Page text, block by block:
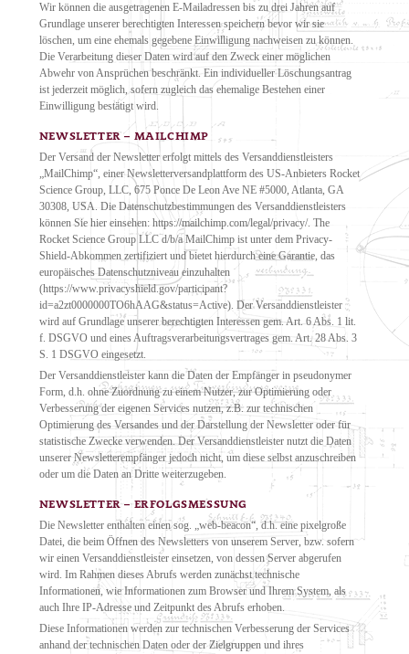
Wir können die ausgetragenen E-Mailadressen bis zu drei Jahren auf
Grundlage unserer berechtigten Interessen speichern bevor wir sie
löschen, um eine ehemals gegebene Einwilligung nachweisen zu können.
Die Verarbeitung dieser Daten wird auf den Zweck einer möglichen
Abwehr von Ansprüchen beschränkt. Ein individueller Löschungsantrag
ist jederzeit möglich, sofern zugleich das ehemalige Bestehen einer
Einwilligung bestätigt wird.
NEWSLETTER – MAILCHIMP
Der Versand der Newsletter erfolgt mittels des Versanddienstleisters
„MailChimp“, einer Newsletterversandplattform des US-Anbieters Rocket
Science Group, LLC, 675 Ponce De Leon Ave NE #5000, Atlanta, GA
30308, USA. Die Datenschutzbestimmungen des Versanddienstleisters
können Sie hier einsehen: https://mailchimp.com/legal/privacy/. The
Rocket Science Group LLC d/b/a MailChimp ist unter dem Privacy-
Shield-Abkommen zertifiziert und bietet hierdurch eine Garantie, das
europäisches Datenschutzniveau einzuhalten
(https://www.privacyshield.gov/participant?
id=a2zt0000000TO6hAAG&status=Active). Der Versanddienstleister
wird auf Grundlage unserer berechtigten Interessen gem. Art. 6 Abs. 1 lit.
f. DSGVO und eines Auftragsverarbeitungsvertrages gem. Art. 28 Abs. 3
S. 1 DSGVO eingesetzt.
Der Versanddienstleister kann die Daten der Empfänger in pseudonymer
Form, d.h. ohne Zuordnung zu einem Nutzer, zur Optimierung oder
Verbesserung der eigenen Services nutzen, z.B. zur technischen
Optimierung des Versandes und der Darstellung der Newsletter oder für
statistische Zwecke verwenden. Der Versanddienstleister nutzt die Daten
unserer Newsletterempfänger jedoch nicht, um diese selbst anzuschreiben
oder um die Daten an Dritte weiterzugeben.
NEWSLETTER – ERFOLGSMESSUNG
Die Newsletter enthalten einen sog. „web-beacon“, d.h. eine pixelgroße
Datei, die beim Öffnen des Newsletters von unserem Server, bzw. sofern
wir einen Versanddienstleister einsetzen, von dessen Server abgerufen
wird. Im Rahmen dieses Abrufs werden zunächst technische
Informationen, wie Informationen zum Browser und Ihrem System, als
auch Ihre IP-Adresse und Zeitpunkt des Abrufs erhoben.
Diese Informationen werden zur technischen Verbesserung der Services
anhand der technischen Daten oder der Zielgruppen und ihres